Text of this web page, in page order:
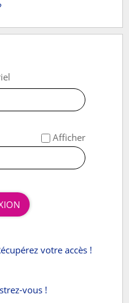
* Afficher
votre accès !
vous !